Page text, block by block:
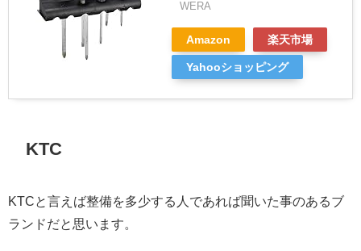
WERA
Amazon 楽天市場
Yahooショッピング
KTC
KTCと言えば整備を多少する人であれば聞いた事のあるブ
ランドだと思います。